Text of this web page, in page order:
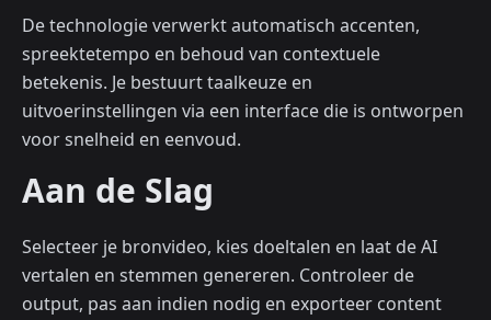
De technologie verwerkt automatisch accenten,
spreektetempo en behoud van contextuele
betekenis. Je bestuurt taalkeuze en
uitvoerinstellingen via een interface die is ontworpen
voor snelheid en eenvoud.
Aan de Slag
Selecteer je bronvideo, kies doeltalen en laat de AI
vertalen en stemmen genereren. Controleer de
output, pas aan indien nodig en exporteer content